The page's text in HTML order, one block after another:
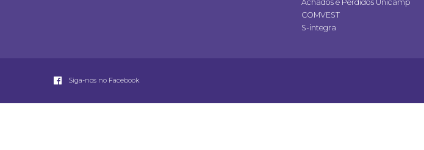
Achados e Perdidos Unicamp
COMVEST
S-integra
Siga-nos no Facebook